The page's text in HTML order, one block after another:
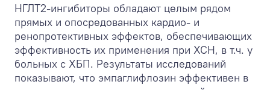
НГЛТ2-ингибиторы обладают целым рядом
прямых и опосредованных кардио- и
ренопротективных эффектов, обеспечивающих
эффективность их применения при ХСН, в т.ч. у
больных с ХБП. Результаты исследований
показывают, что эмпаглифлозин эффективен в